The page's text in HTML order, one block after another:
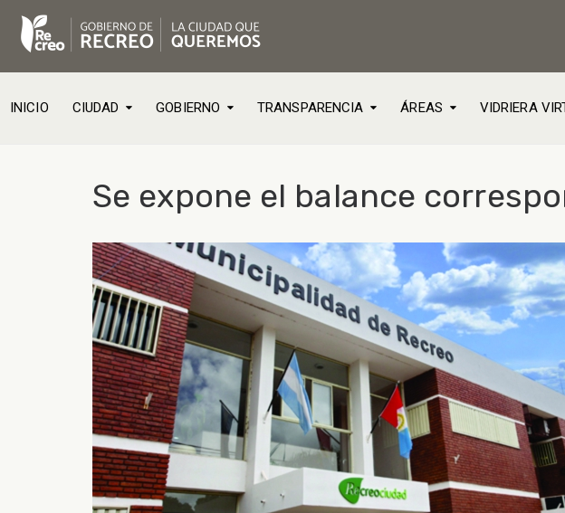
INICIO CIUDAD GOBIERNO TRANSPARENCIA ÁREAS VIDRIERA
Se expone el balance